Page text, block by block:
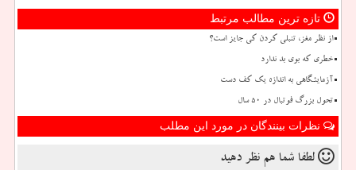
تازه ترین مطالب مرتبط
از نظر مغز، تنبلی کردن کی جایز است؟
خطری که بوی بد ندارد
آزمایشگاهی به اندازه یک کف دست
تحول بزرگ فوتبال در ۵۰ سال
نظرات بینندگان در مورد این مطلب
لطفا شما هم نظر دهید